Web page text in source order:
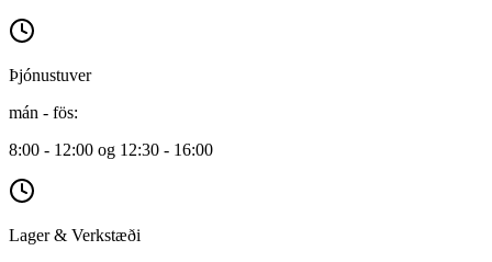
Þjónustuver
mán - fös:
8:00 - 12:00 og 12:30 - 16:00
Lager & Verkstæði